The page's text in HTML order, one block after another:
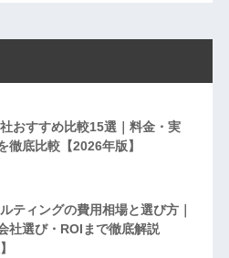
おすすめ比較15選｜料金・実
徹底比較【2026年版】
ティングの費用相場と選び方｜
社選び・ROIまで徹底解説